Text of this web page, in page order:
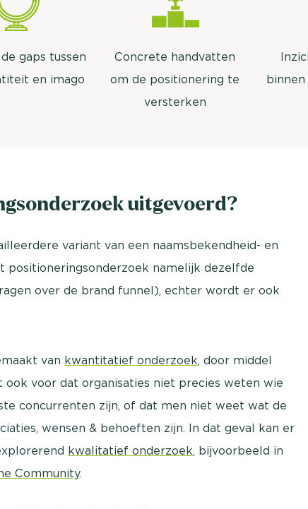
gaps tussen
en imago
Concrete handvatten
om de positionering te
versterken
uitgevoerd?
variant van een naamsbekendheid- en
positioneringsonderzoek namelijk dezelfde
over de brand funnel), echter wordt er ook
van kwantitatief onderzoek, door middel
voor dat organisaties niet precies weten wie
concurrenten zijn, of dat men niet weet wat de
wensen & behoeften zijn. In dat geval kan er
kwalitatief onderzoek, bijvoorbeeld in
Community.